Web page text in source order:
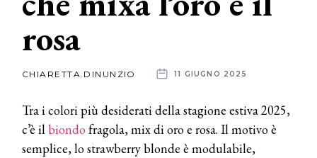
News
rosa
CHIARETTA.DINUNZIO 11 GIUGNO 2025
Tra i colori più desiderati della stagione estiva 2025,
c’è ilbiondo fragola, mix di oro e rosa. Il motivo è
semplice, lo strawberry blonde è modulabile,